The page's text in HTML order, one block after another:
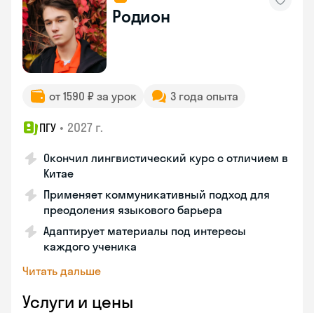
Родион
от 1590 ₽ за урок 3 года опыта
ПГУ • 2027 г.
Окончил лингвистический курс с отличием в
Китае
Применяет коммуникативный подход для
преодоления языкового барьера
Адаптирует материалы под интересы
каждого ученика
Читать дальше
Услуги и цены